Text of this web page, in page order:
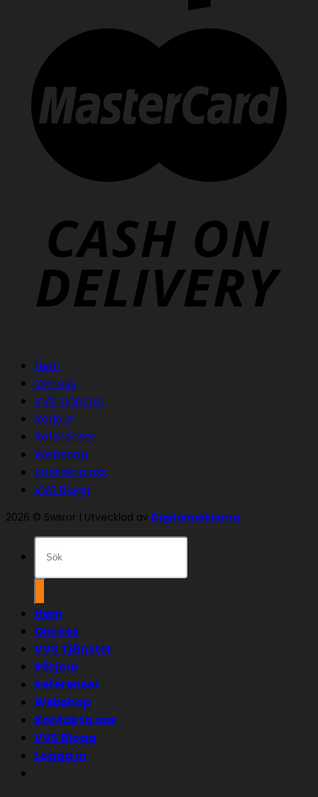
Hem
Om oss
VVS Tjänster
Rörjour
Referenser
Webshop
Kontakta oss
VVS Blogg
2026 © Swsror | Utvecklad av Digitalmäklarna
efter:
Hem
Om oss
VVS Tjänster
Rörjour
Referenser
Webshop
Kontakta oss
VVS Blogg
Logga in